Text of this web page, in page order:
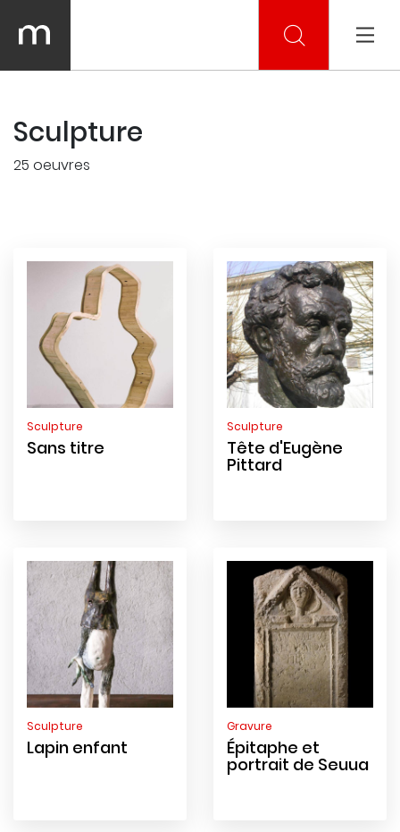
Sculpture
25 oeuvres
Sculpture
Sans titre
Sculpture
Tête d'Eugène
Pittard
Sculpture
Lapin enfant
Gravure
Épitaphe et
portrait de Seuua